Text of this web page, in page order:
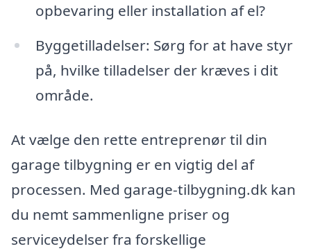
opbevaring eller installation af el?
Byggetilladelser: Sørg for at have styr
på, hvilke tilladelser der kræves i dit
område.
At vælge den rette entreprenør til din
garage tilbygning er en vigtig del af
processen. Med garage-tilbygning.dk kan
du nemt sammenligne priser og
serviceydelser fra forskellige